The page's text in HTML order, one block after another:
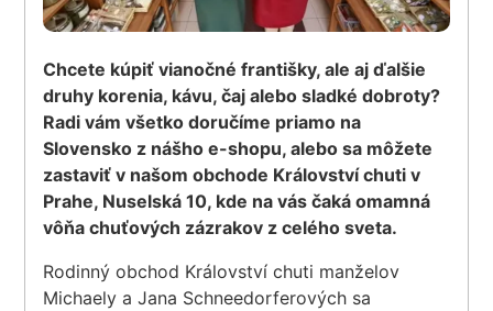
Chcete kúpiť vianočné františky, ale aj ďalšie
druhy korenia, kávu, čaj alebo sladké dobroty?
Radi vám všetko doručíme priamo na
Slovensko z nášho e-shopu, alebo sa môžete
zastaviť v našom obchode Království chuti v
Prahe, Nuselská 10, kde na vás čaká omamná
vôňa chuťových zázrakov z celého sveta.
Rodinný obchod Království chuti manželov
Michaely a Jana Schneedorferových sa